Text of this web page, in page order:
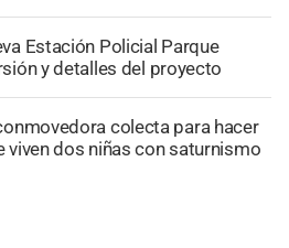
Estación Policial Parque
y detalles del proyecto
colecta para hacer
viven dos niñas con saturnismo